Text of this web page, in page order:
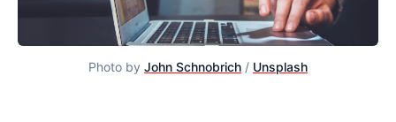
Photo by John Schnobrich / Unsplash